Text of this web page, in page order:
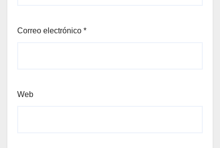
Correo electrónico *
Web